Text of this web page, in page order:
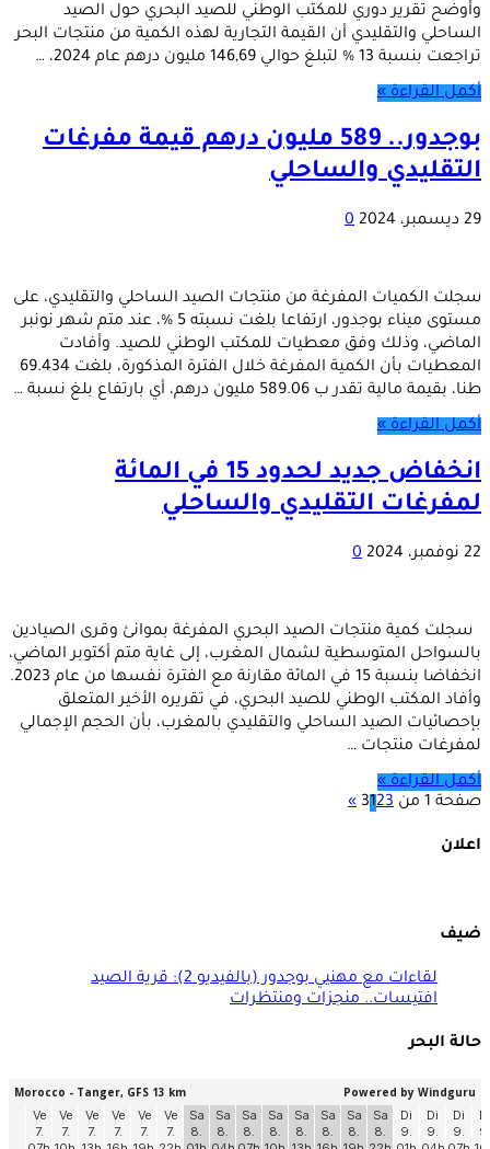
وأوضح تقرير دوري للمكتب الوطني للصيد البحري حول الصيد
الساحلي والتقليدي أن القيمة التجارية لهذه الكمية من منتجات البحر
تراجعت بنسبة 13 % لتبلغ حوالي 146,69 مليون درهم عام 2024، …
أكمل القراءة »
بوجدور.. 589 مليون درهم قيمة مفرغات
التقليدي والساحلي
29 ديسمبر، 2024 0
سجلت الكميات المفرغة من منتجات الصيد الساحلي والتقليدي، على
مستوى ميناء بوجدور، ارتفاعا بلغت نسبته 5 %، عند متم شهر نونبر
الماضي، وذلك وفق معطيات للمكتب الوطني للصيد. وأفادت
المعطيات بأن الكمية المفرغة خلال الفترة المذكورة، بلغت 69.434
طنا، بقيمة مالية تقدر ب 589.06 مليون درهم، أي بارتفاع بلغ نسبة …
أكمل القراءة »
انخفاض جديد لحدود 15 في المائة
لمفرغات التقليدي والساحلي
22 نوفمبر، 2024 0
سجلت كمية منتجات الصيد البحري المفرغة بموانئ وقرى الصيادين
بالسواحل المتوسطية لشمال المغرب، إلى غاية متم أكتوبر الماضي،
انخفاضا بنسبة 15 في المائة مقارنة مع الفترة نفسها من عام 2023.
وأفاد المكتب الوطني للصيد البحري، في تقريره الأخير المتعلق
بإحصائيات الصيد الساحلي والتقليدي بالمغرب، بأن الحجم الإجمالي
لمفرغات منتجات …
أكمل القراءة »
صفحة 1 من 3
123
»
اعلان
ضيف
لقاءات مع مهنيي بوجدور (بالفيديو 2): قرية الصيد
افتيسات.. منجزات ومنتظرات
حالة البحر